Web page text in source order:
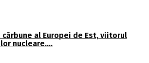
cărbune al Europei de Est, viitorul
nucleare….